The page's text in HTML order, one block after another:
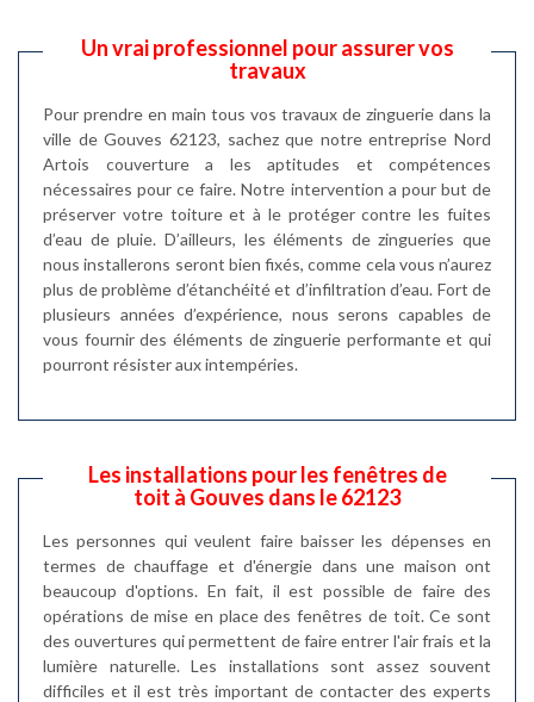
Un vrai professionnel pour assurer vos
travaux
Pour prendre en main tous vos travaux de zinguerie dans la
ville de Gouves 62123, sachez que notre entreprise Nord
Artois couverture a les aptitudes et compétences
nécessaires pour ce faire. Notre intervention a pour but de
préserver votre toiture et à le protéger contre les fuites
d’eau de pluie. D’ailleurs, les éléments de zingueries que
nous installerons seront bien fixés, comme cela vous n’aurez
plus de problème d’étanchéité et d’infiltration d’eau. Fort de
plusieurs années d’expérience, nous serons capables de
vous fournir des éléments de zinguerie performante et qui
pourront résister aux intempéries.
Les installations pour les fenêtres de
toit à Gouves dans le 62123
Les personnes qui veulent faire baisser les dépenses en
termes de chauffage et d'énergie dans une maison ont
beaucoup d'options. En fait, il est possible de faire des
opérations de mise en place des fenêtres de toit. Ce sont
des ouvertures qui permettent de faire entrer l'air frais et la
lumière naturelle. Les installations sont assez souvent
difficiles et il est très important de contacter des experts